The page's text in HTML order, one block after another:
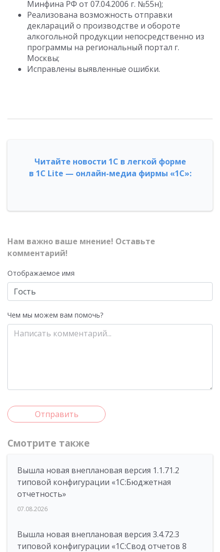
Минфина РФ от 07.04.2006 г. №55н);
Реализована возможность отправки
деклараций о производстве и обороте
алкогольной продукции непосредственно из
программы на региональный портал г.
Москвы;
Исправлены выявленные ошибки.
Читайте новости 1С в легкой форме
в 1С Lite — онлайн-медиа фирмы «1С»:
Нам важно ваше мнение! Оставьте
комментарий!
Отображаемое имя
Чем мы можем вам помочь?
Отправить
Смотрите также
Вышла новая внеплановая версия 1.1.71.2
типовой конфигурации «1C:Бюджетная
отчетность»
07.08.2026
Вышла новая внеплановая версия 3.4.72.3
типовой конфигурации «1C:Свод отчетов 8